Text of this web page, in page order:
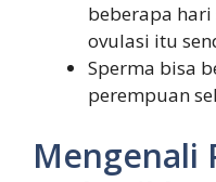
beberapa
ovulasi itu
Sperma bisa
perempuan
Mengenali